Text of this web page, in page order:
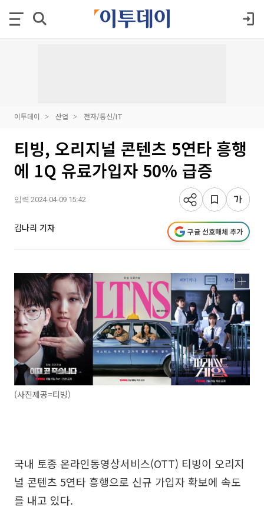
이투데이 산업 전자/통신/IT
티빙, 오리지널 콘텐츠 5연타 흥행
에 1Q 유료가입자 50% 급증
입력 2024-04-09 15:42
김나리 기자 구글 선호매체 추가
(사진제공=티빙)
국내 토종 온라인동영상서비스(OTT) 티빙이 오리지
널 콘텐츠 5연타 흥행으로 신규 가입자 확보에 속도
를 내고 있다.